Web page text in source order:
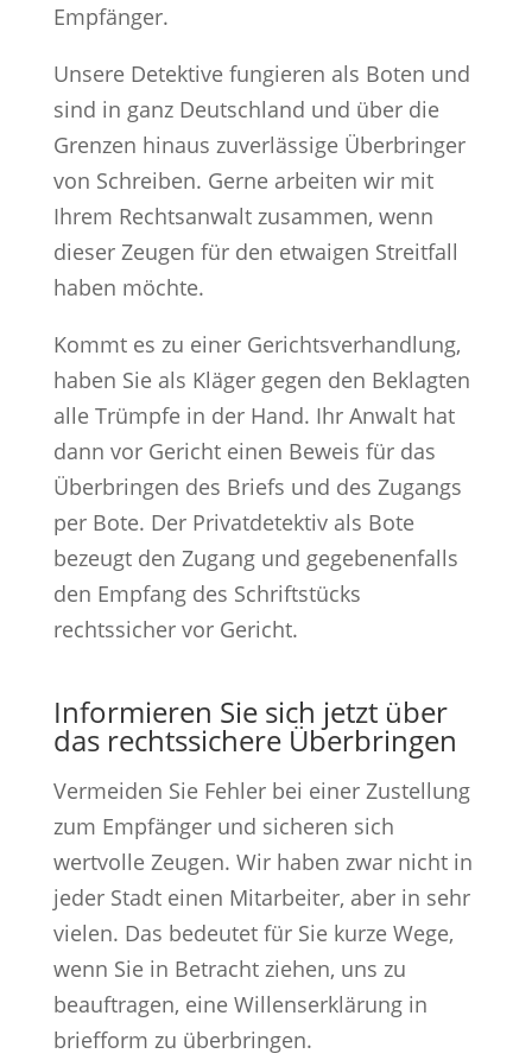
Empfänger.
Unsere Detektive fungieren als Boten und
sind in ganz Deutschland und über die
Grenzen hinaus zuverlässige Überbringer
von Schreiben. Gerne arbeiten wir mit
Ihrem Rechtsanwalt zusammen, wenn
dieser Zeugen für den etwaigen Streitfall
haben möchte.
Kommt es zu einer Gerichtsverhandlung,
haben Sie als Kläger gegen den Beklagten
alle Trümpfe in der Hand. Ihr Anwalt hat
dann vor Gericht einen Beweis für das
Überbringen des Briefs und des Zugangs
per Bote. Der Privatdetektiv als Bote
bezeugt den Zugang und gegebenenfalls
den Empfang des Schriftstücks
rechtssicher vor Gericht.
Informieren Sie sich jetzt über
das rechtssichere Überbringen
Vermeiden Sie Fehler bei einer Zustellung
zum Empfänger und sicheren sich
wertvolle Zeugen. Wir haben zwar nicht in
jeder Stadt einen Mitarbeiter, aber in sehr
vielen. Das bedeutet für Sie kurze Wege,
wenn Sie in Betracht ziehen, uns zu
beauftragen, eine Willenserklärung in
briefform zu überbringen.